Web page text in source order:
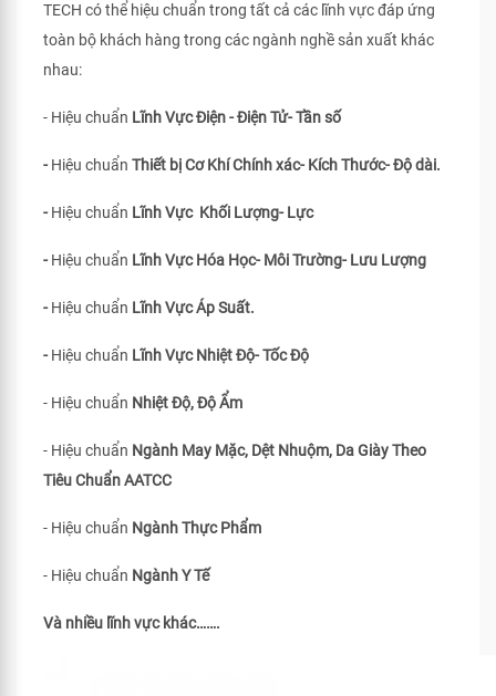
TECH có thể hiệu chuẩn trong tất cả các lĩnh vực đáp ứng
toàn bộ khách hàng trong các ngành nghề sản xuất khác
nhau:
- Hiệu chuẩn Lĩnh Vực Điện - Điện Tử- Tần số
-Hiệu chuẩn Thiết bị Cơ Khí Chính xác- Kích Thước- Độ dài.
-Hiệu chuẩn Lĩnh Vực Khối Lượng- Lực
-Hiệu chuẩn Lĩnh Vực Hóa Học- Môi Trường- Lưu Lượng
-Hiệu chuẩn Lĩnh Vực Áp Suất.
-Hiệu chuẩn Lĩnh Vực Nhiệt Độ- Tốc Độ
- Hiệu chuẩn Nhiệt Độ, Độ Ẩm
- Hiệu chuẩn Ngành May Mặc, Dệt Nhuộm, Da Giày Theo
Tiêu ChuẩnAATCC
- Hiệu chuẩn Ngành Thực Phẩm
- Hiệu chuẩn Ngành Y Tế
Và nhiều lĩnh vực khác…….